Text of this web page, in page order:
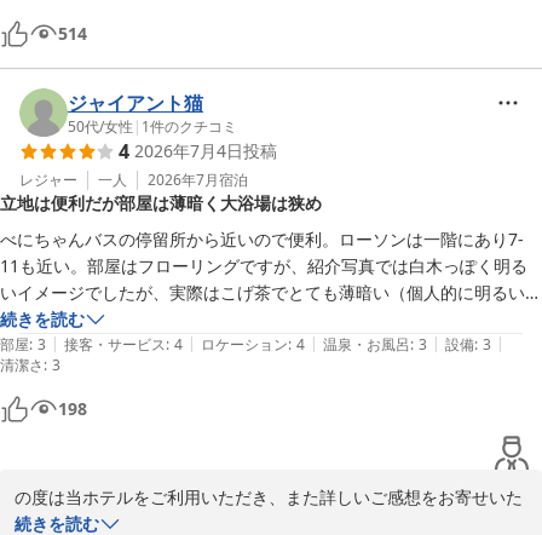
514
ジャイアント猫
50代/女性 | 1件のクチコミ
4 2026年7月4日投稿
レジャー 一人 2026年7月宿泊
立地は便利だが部屋は薄暗く大浴場は狭め
べにちゃんバスの停留所から近いので便利。ローソンは一階にあり7-
11も近い。部屋はフローリングですが、紹介写真では白木っぽく明る
いイメージでしたが、実際はこげ茶でとても薄暗い（個人的に明るい方
が好み）
大浴場があり良かったのですが、女湯の洗い場は3席しかなく狭いで
す。なので混むとシャワー待ちをしなくてはならず、裸のまま待機はち
ょっと恥ずかしいかも。全体的には価格もお手頃だったし、また泊まり
たいホテルです。
続きを読む
部屋: 3 | 接客・サービス: 4 | ロケーション: 4 | 温泉・お風呂: 3 | 設備: 3 |
清潔さ: 3
198
の度は当ホテルをご利用いただき、また詳しいご感想をお寄せいた
だき誠にありがとうございます。
続きを読む